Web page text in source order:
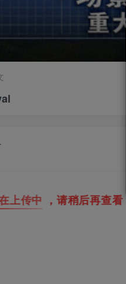
建议收藏本站，方便获